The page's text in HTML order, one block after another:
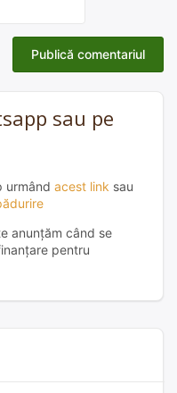
sau pe
urmând acest link sau
anunțăm când se
pentru